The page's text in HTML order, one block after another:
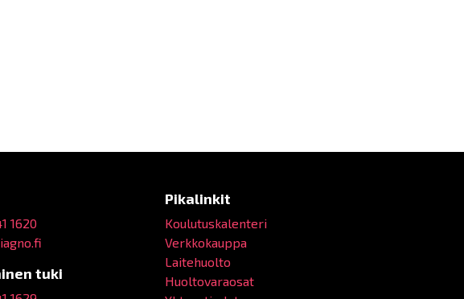
1620
tuki
Pikalinkit
Koulutuskalenteri
Verkkokauppa
Laitehuolto
Huoltovaraosat